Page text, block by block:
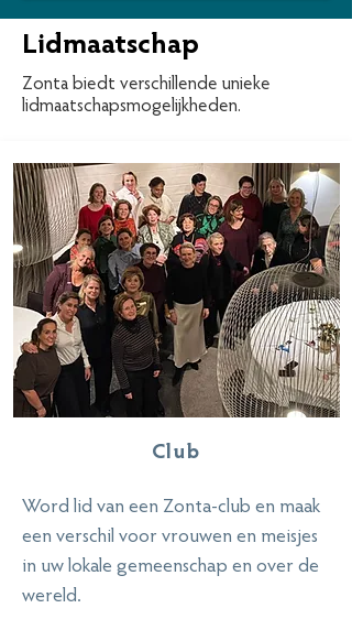
Lidmaatschap
Zonta biedt verschillende unieke
lidmaatschapsmogelijkheden.
Club
Word lid van een Zonta-club en maak
een verschil voor vrouwen en meisjes
in uw lokale gemeenschap en over de
wereld.